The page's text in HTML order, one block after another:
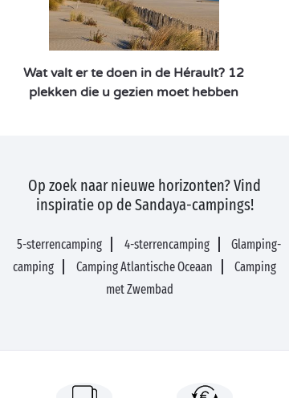
Wat valt er te doen in de Hérault? 12
plekken die u gezien moet hebben
Op zoek naar nieuwe horizonten? Vind
inspiratie op de Sandaya-campings!
5-sterrencamping 4-sterrencamping
Glamping-
camping
Camping Atlantische Oceaan
Camping
met Zwembad